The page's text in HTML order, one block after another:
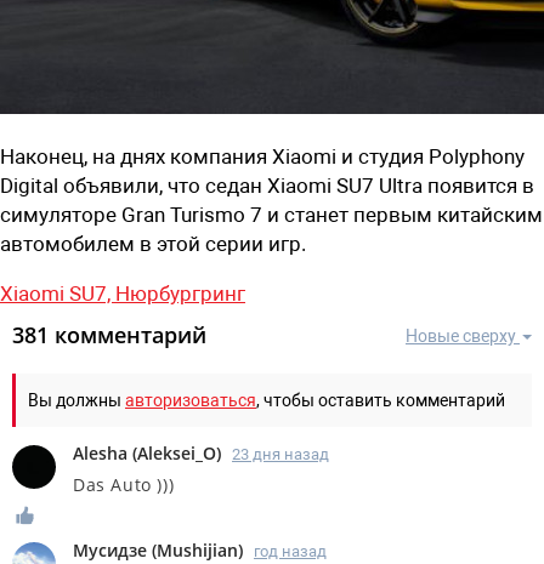
Наконец, на днях компания Xiaomi и студия Polyphony
Digital объявили, что седан Xiaomi SU7 Ultra появится в
симуляторе Gran Turismo 7 и станет первым китайским
автомобилем в этой серии игр.
Xiaomi SU7, Нюрбургринг
Новые сверху
381 комментарий
Вы должны авторизоваться, чтобы оставить комментарий
Alesha (Aleksei_O) 23 дня назад
Das Auto )))
Мусидзе (Mushijian) год назад